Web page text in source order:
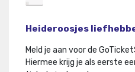
Heideroosjes
Meld je aan voor de
Hiermee krijg je als eerste